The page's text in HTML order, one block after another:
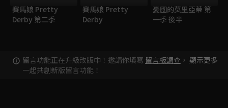
賽馬娘 Pretty
Derby 第二季
賽馬娘 Pretty
Derby
憂國的莫里亞蒂 第
一季 後半
留言功能正在升級改版中！邀請你填寫 留言板調查 ，
一起共創新版留言功能！
顯示更多